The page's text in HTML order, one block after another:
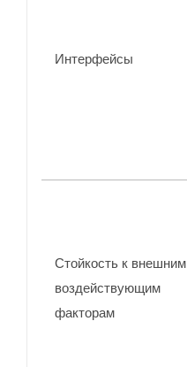
Интерфейсы
Стойкость к внешним
воздействующим
факторам